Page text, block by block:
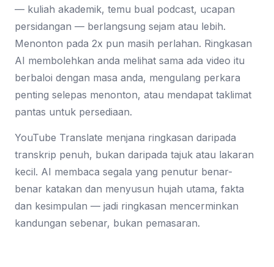
— kuliah akademik, temu bual podcast, ucapan
persidangan — berlangsung sejam atau lebih.
Menonton pada 2x pun masih perlahan. Ringkasan
AI membolehkan anda melihat sama ada video itu
berbaloi dengan masa anda, mengulang perkara
penting selepas menonton, atau mendapat taklimat
pantas untuk persediaan.
YouTube Translate menjana ringkasan daripada
transkrip penuh, bukan daripada tajuk atau lakaran
kecil. AI membaca segala yang penutur benar-
benar katakan dan menyusun hujah utama, fakta
dan kesimpulan — jadi ringkasan mencerminkan
kandungan sebenar, bukan pemasaran.